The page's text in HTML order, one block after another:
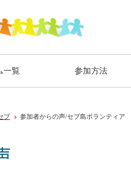
一覧 参加方法
ブ 参加者からの声/セブ島ボランティア